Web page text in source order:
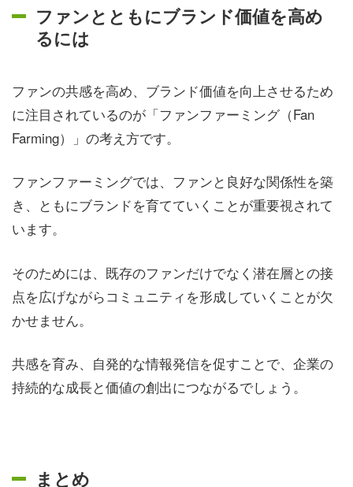
ファンとともにブランド価値を高め
るには
ファンの共感を高め、ブランド価値を向上させるため
に注目されているのが「ファンファーミング（Fan
Farming）」の考え方です。
ファンファーミングでは、ファンと良好な関係性を築
き、ともにブランドを育てていくことが重要視されて
います。
そのためには、既存のファンだけでなく潜在層との接
点を広げながらコミュニティを形成していくことが欠
かせません。
共感を育み、自発的な情報発信を促すことで、企業の
持続的な成長と価値の創出につながるでしょう。
まとめ